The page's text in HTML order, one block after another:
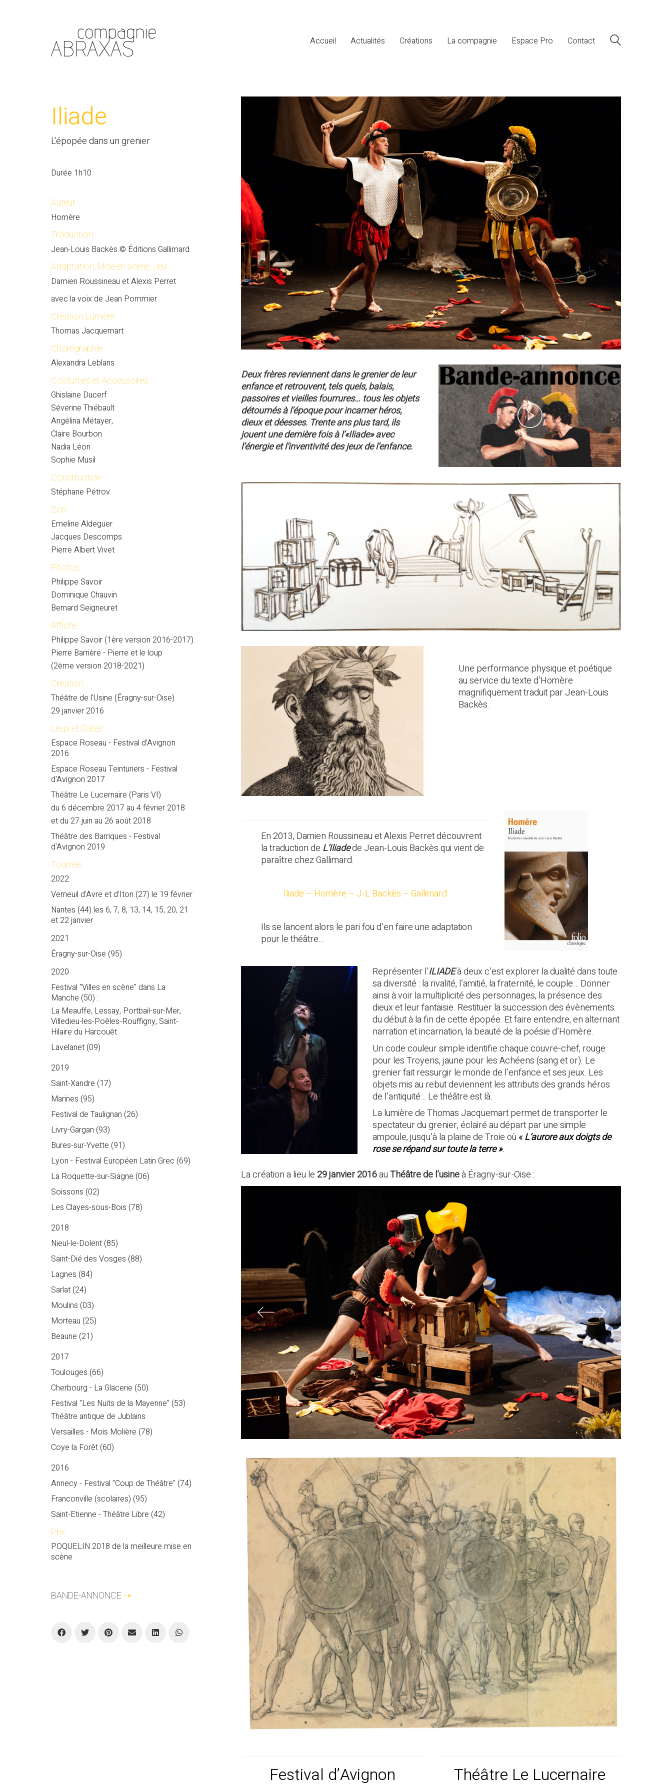
Accueil Actualités Créations La compagnie Espace Pro Contact
Iliade
L'épopée dans un grenier
Durée 1h10
Auteur
Homère
Traduction
Jean-Louis Backès © Éditions Gallimard
Adaptation, Mise en scène, Jeu
Damien Roussineau et Alexis Perret
avec la voix de Jean Pommier
Création Lumière
Thomas Jacquemart
Chorégraphie
Alexandra Leblans
Costumes et Accessoires
Ghislaine Ducerf
Séverine Thiébault
Angélina Métayer,
Claire Bourbon
Nadia Léon
Sophie Musil
Construction
Stéphane Pétrov
Son
Emeline Aldeguer
Jacques Descomps
Pierre Albert Vivet
Photos
Philippe Savoir
Dominique Chauvin
Bernard Seigneuret
Affiche
Philippe Savoir (1ère version 2016-2017)
Pierre Barrière - Pierre et le loup
(2ème version 2018-2021)
Création
Théâtre de l'Usine (Éragny-sur-Oise)
29 janvier 2016
Lieux et Dates
Espace Roseau - Festival d'Avignon
2016
Espace Roseau Teinturiers - Festival
d'Avignon 2017
Théâtre Le Lucernaire (Paris VI)
du 6 décembre 2017 au 4 février 2018
et du 27 juin au 26 août 2018
Théâtre des Barriques - Festival
d'Avignon 2019
Tournée
2022
Verneuil d'Avre et d'Iton (27) le 19 février
Nantes (44) les 6, 7, 8, 13, 14, 15, 20, 21
et 22 janvier
2021
Éragny-sur-Oise (95)
2020
Festival "Villes en scène" dans La
Manche (50) :
La Meauffe, Lessay, Portbail-sur-Mer,
Villedieu-les-Poêles-Rouffigny, Saint-
Hilaire du Harcouêt
Lavelanet (09)
2019
Saint-Xandre (17)
Marines (95)
Festival de Taulignan (26)
Livry-Gargan (93)
Bures-sur-Yvette (91)
Lyon - Festival Européen Latin Grec (69)
La Roquette-sur-Siagne (06)
Soissons (02)
Les Clayes-sous-Bois (78)
2018
Nieul-le-Dolent (85)
Saint-Dié des Vosges (88)
Lagnes (84)
Sarlat (24)
Moulins (03)
Morteau (25)
Beaune (21)
2017
Toulouges (66)
Cherbourg - La Glacerie (50)
Festival "Les Nuits de la Mayenne" (53)
Théâtre antique de Jublains
Versailles - Mois Molière (78)
Coye la Forêt (60)
2016
Annecy - Festival "Coup de Théâtre" (74)
Franconville (scolaires) (95)
Saint-Etienne - Théâtre Libre (42)
Prix
POQUELIN 2018 de la meilleure mise en
scène
BANDE-ANNONCE
Deux frères reviennent dans le grenier de leur
enfance et retrouvent, tels quels, balais,
passoires et vieilles fourrures… tous les objets
détournés à l’époque pour incarner héros,
dieux et déesses. Trente ans plus tard, ils
jouent une dernière fois à l’«Iliade» avec
l’énergie et l’inventivité des jeux de l’enfance.
Play
Video
Une performance physique et poétique
au service du texte d’Homère
magnifiquement traduit par Jean-Louis
Backès.
En 2013, Damien Roussineau et Alexis Perret découvrent
la traduction de L’Iliadede Jean-Louis Backès qui vient de
paraître chez Gallimard.
Iliade – Homère – J-L Backès – Gallimard
Ils se lancent alors le pari fou d’en faire une adaptation
pour le théâtre…
Représenter l’ILIADEà deux c’est explorer la dualité dans toute
sa diversité : la rivalité, l’amitié, la fraternité, le couple… Donner
ainsi à voir la multiplicité des personnages, la présence des
dieux et leur fantaisie. Restituer la succession des évènements
du début à la fin de cette épopée. Et faire entendre, en alternant
narration et incarnation, la beauté de la poésie d’Homère.
Un code couleur simple identifie chaque couvre-chef, rouge
pour les Troyens, jaune pour les Achéens (sang et or). Le
grenier fait ressurgir le monde de l’enfance et ses jeux. Les
objets mis au rebut deviennent les attributs des grands héros
de l’antiquité… Le théâtre est là.
La lumière de Thomas Jacquemart permet de transporter le
spectateur du grenier, éclairé au départ par une simple
ampoule, jusqu’à la plaine de Troie où «L’aurore aux doigts de
rose se répand sur toute la terre ».
La création a lieu le29 janvier 2016auThéâtre de l’usineà Éragny-sur-Oise :
Festival d’Avignon Théâtre Le Lucernaire